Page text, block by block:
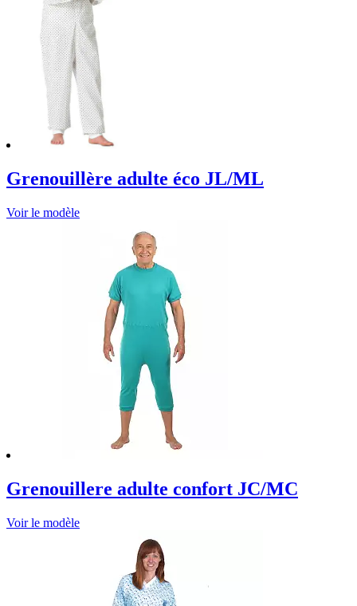
Grenouillère adulte éco JL/ML
Voir le modèle
Grenouillere adulte confort JC/MC
Voir le modèle